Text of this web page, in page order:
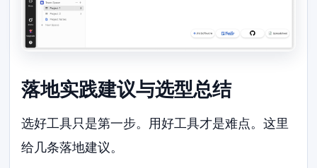
落地实践建议与选型总结
选好工具只是第一步。用好工具才是难点。这里
给几条落地建议。